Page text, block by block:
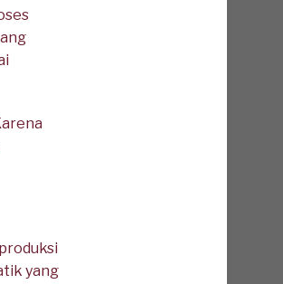
yang